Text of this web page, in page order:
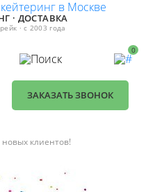
· ДОСТАВКА
· с 2003 года
0
ЗАКАЗАТЬ ЗВОНОК
клиентов!